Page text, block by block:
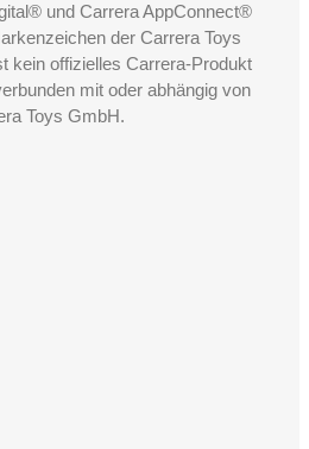
und Carrera AppConnect®
der Carrera Toys
kein offizielles Carrera-Produkt
mit oder abhängig von
Toys GmbH.